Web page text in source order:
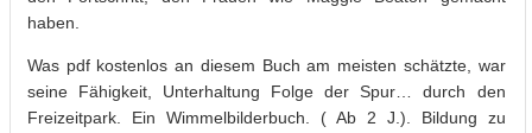
haben.
Was pdf kostenlos an diesem Buch am meisten schätzte, war
seine Fähigkeit, Unterhaltung Folge der Spur… durch den
Freizeitpark. Ein Wimmelbilderbuch. ( Ab 2 J.). Bildung zu